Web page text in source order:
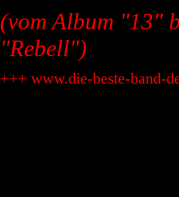
(vom Album "13"
"Rebell")
+++ www.die-beste-band-